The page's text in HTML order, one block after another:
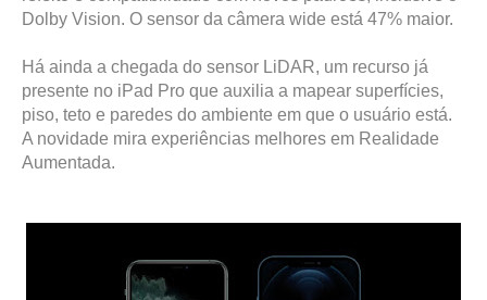
Dolby Vision. O sensor da câmera wide está 47% maior.
Há ainda a chegada do sensor LiDAR, um recurso já
presente no iPad Pro que auxilia a mapear superfícies,
piso, teto e paredes do ambiente em que o usuário está.
A novidade mira experiências melhores em Realidade
Aumentada.